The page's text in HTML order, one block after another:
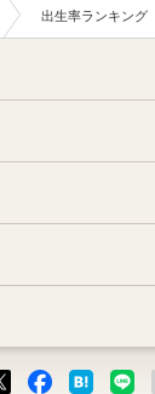
出生率ランキング